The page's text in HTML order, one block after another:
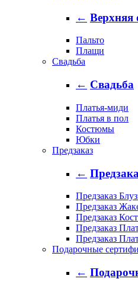
← Верхняя
Пальто
Плащи
Свадьба
← Свадьба
Платья-миди
Платья в пол
Костюмы
Юбки
Предзаказ
←
Предзаказ
Предзаказ
Предзаказ
Предзаказ
Предзаказ
Подарочные
←